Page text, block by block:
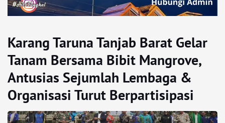
Karang Taruna Tanjab Barat Gelar
Tanam Bersama Bibit Mangrove,
Antusias Sejumlah Lembaga &
Organisasi Turut Berpartisipasi